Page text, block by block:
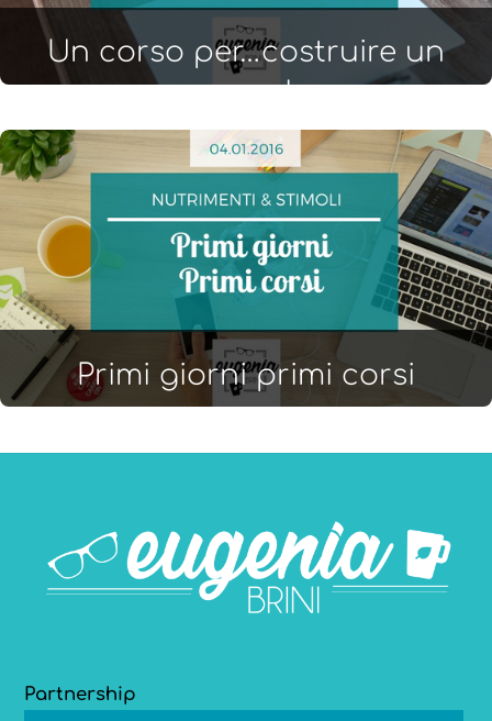
Un corso per…costruire un
corso!
Primi giorni primi corsi
Partnership